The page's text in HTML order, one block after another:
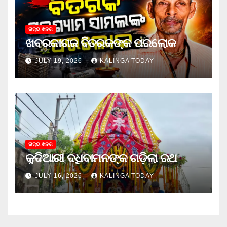
ରାଜ୍ୟ ଖବର
ଖବରକାଗଜ ବିତରକଙ୍କ ପରଲୋକ
JULY 19, 2026 KALINGA TODAY
ରାଜ୍ୟ ଖବର
କୁଦିଆରୀ ଦଧିବାମନଙ୍କ ଗଡ଼ିଲା ରଥ
JULY 16, 2026 KALINGA TODAY